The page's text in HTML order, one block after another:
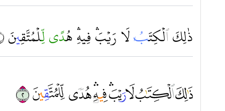
ذلِكَٱلۡكِتَـٰبُ لَا رَيۡبَ‌ۛ فِيهِ‌ۛ هُدًىلِّلۡمُتَّقِينَ ٢
ﱃ ﱄ ﱅ ﱆ ﱇ ﱈ ﱉ ﱊ ﱋ ﱌ